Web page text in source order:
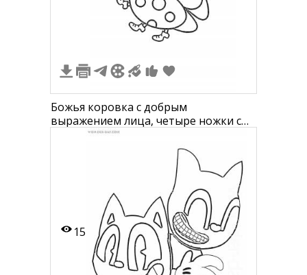
Божья коровка с добрым
выражением лица, четыре ножки с
каждой стороны и усики впереди
15